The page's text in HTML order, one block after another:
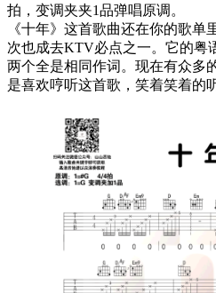
拍，变调夹夹1品弹唱原调。
《十年》这首歌曲还在你的歌
次也成去KTV必点之一。它的粤
两个全是相同作词。现在有众多
是喜欢哼听这首歌，笑着笑着的